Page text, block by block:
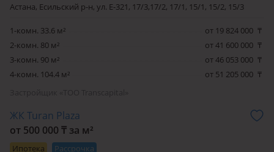
Астана, Есильский р-н, ул. Е-321, 17/3,17/2, 17/1, 15/1, 15/2, 15/3
1-комн. 33.6 м² от 19 824 000 ₸
2-комн. 80 м²
от 41 600 000 ₸
3-комн. 90 м²
от 46 053 000 ₸
4-комн. 104.4 м²
от 51 205 000 ₸
ЖК Turan Plaza
от 500 000 ₸ за м²
Ипотека Рассрочка